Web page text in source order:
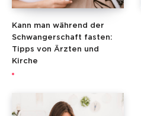
Kann man während der
Schwangerschaft fasten:
Tipps von Ärzten und
Kirche